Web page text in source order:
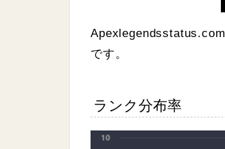
Apexlegendsstatus.com
です。
ランク分布率